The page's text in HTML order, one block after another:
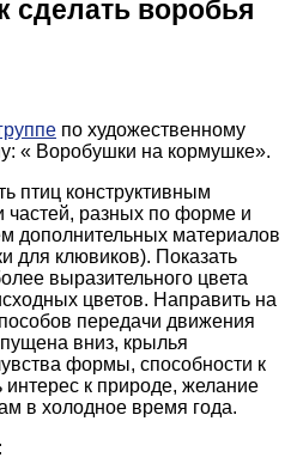
сделать воробья
по художественному
« Воробушки на кормушке».
птиц конструктивным
частей, разных по форме и
дополнительных материалов
для клювиков). Показать
выразительного цвета
цветов. Направить на
передачи движения
вниз, крылья
формы, способности к
к природе, желание
в холодное время года.